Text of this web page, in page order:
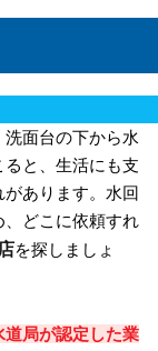
洗面台の下から水
と、生活にも支
あります。水回
、どこに依頼すれ
を探しましょ
局が認定した業